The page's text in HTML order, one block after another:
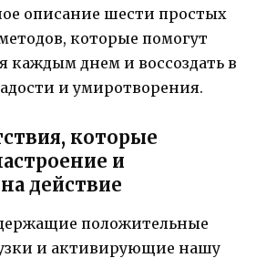
описание шести простых
которые помогут
каждым днем и воссоздать в
и умиротворения.
которые
и
действие
положительные
и активирующие нашу